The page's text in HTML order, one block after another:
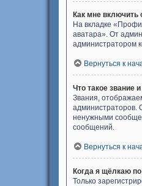
Как мне включить
На вкладке
аватара». От
администратором
Вернуться к
Что такое звание
Звания,
администраторов.
ненужными
сообщений.
Вернуться к
Когда я щёлкаю
Только